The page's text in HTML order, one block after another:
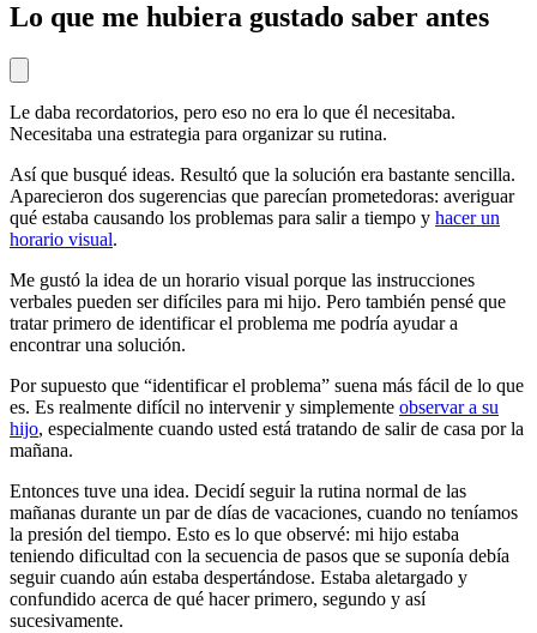
Lo que me hubiera gustado saber antes
Le daba recordatorios, pero eso no era lo que él necesitaba.
Necesitaba una estrategia para organizar su rutina.
Así que busqué ideas. Resultó que la solución era bastante sencilla.
Aparecieron dos sugerencias que parecían prometedoras: averiguar
qué estaba causando los problemas para salir a tiempo y hacer un
horario visual.
Me gustó la idea de un horario visual porque las instrucciones
verbales pueden ser difíciles para mi hijo. Pero también pensé que
tratar primero de identificar el problema me podría ayudar a
encontrar una solución.
Por supuesto que “identificar el problema” suena más fácil de lo que
es. Es realmente difícil no intervenir y simplemente observar a su
hijo, especialmente cuando usted está tratando de salir de casa por la
mañana.
Entonces tuve una idea. Decidí seguir la rutina normal de las
mañanas durante un par de días de vacaciones, cuando no teníamos
la presión del tiempo. Esto es lo que observé: mi hijo estaba
teniendo dificultad con la secuencia de pasos que se suponía debía
seguir cuando aún estaba despertándose. Estaba aletargado y
confundido acerca de qué hacer primero, segundo y así
sucesivamente.